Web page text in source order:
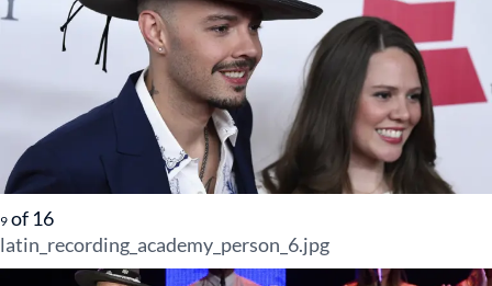
9 of 16
latin_recording_academy_person_6.jpg